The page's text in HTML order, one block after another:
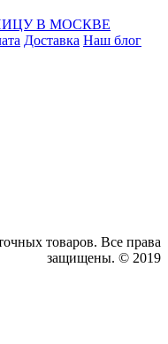
В МОСКВЕ
Доставка Наш блог
товаров. Все права
защищены. © 2019